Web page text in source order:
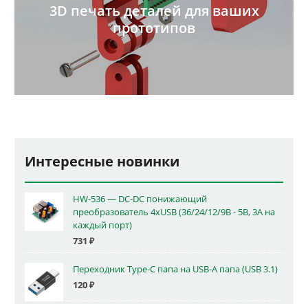
3D печать деталей для ваших
прототипов
Интересные новинки
HW-536 — DC-DC понижающий
преобразователь 4xUSB (36/24/12/9В - 5В, 3А на
каждый порт)
731 ₽
Переходник Type-C папа на USB-A папа (USB 3.1)
120₽